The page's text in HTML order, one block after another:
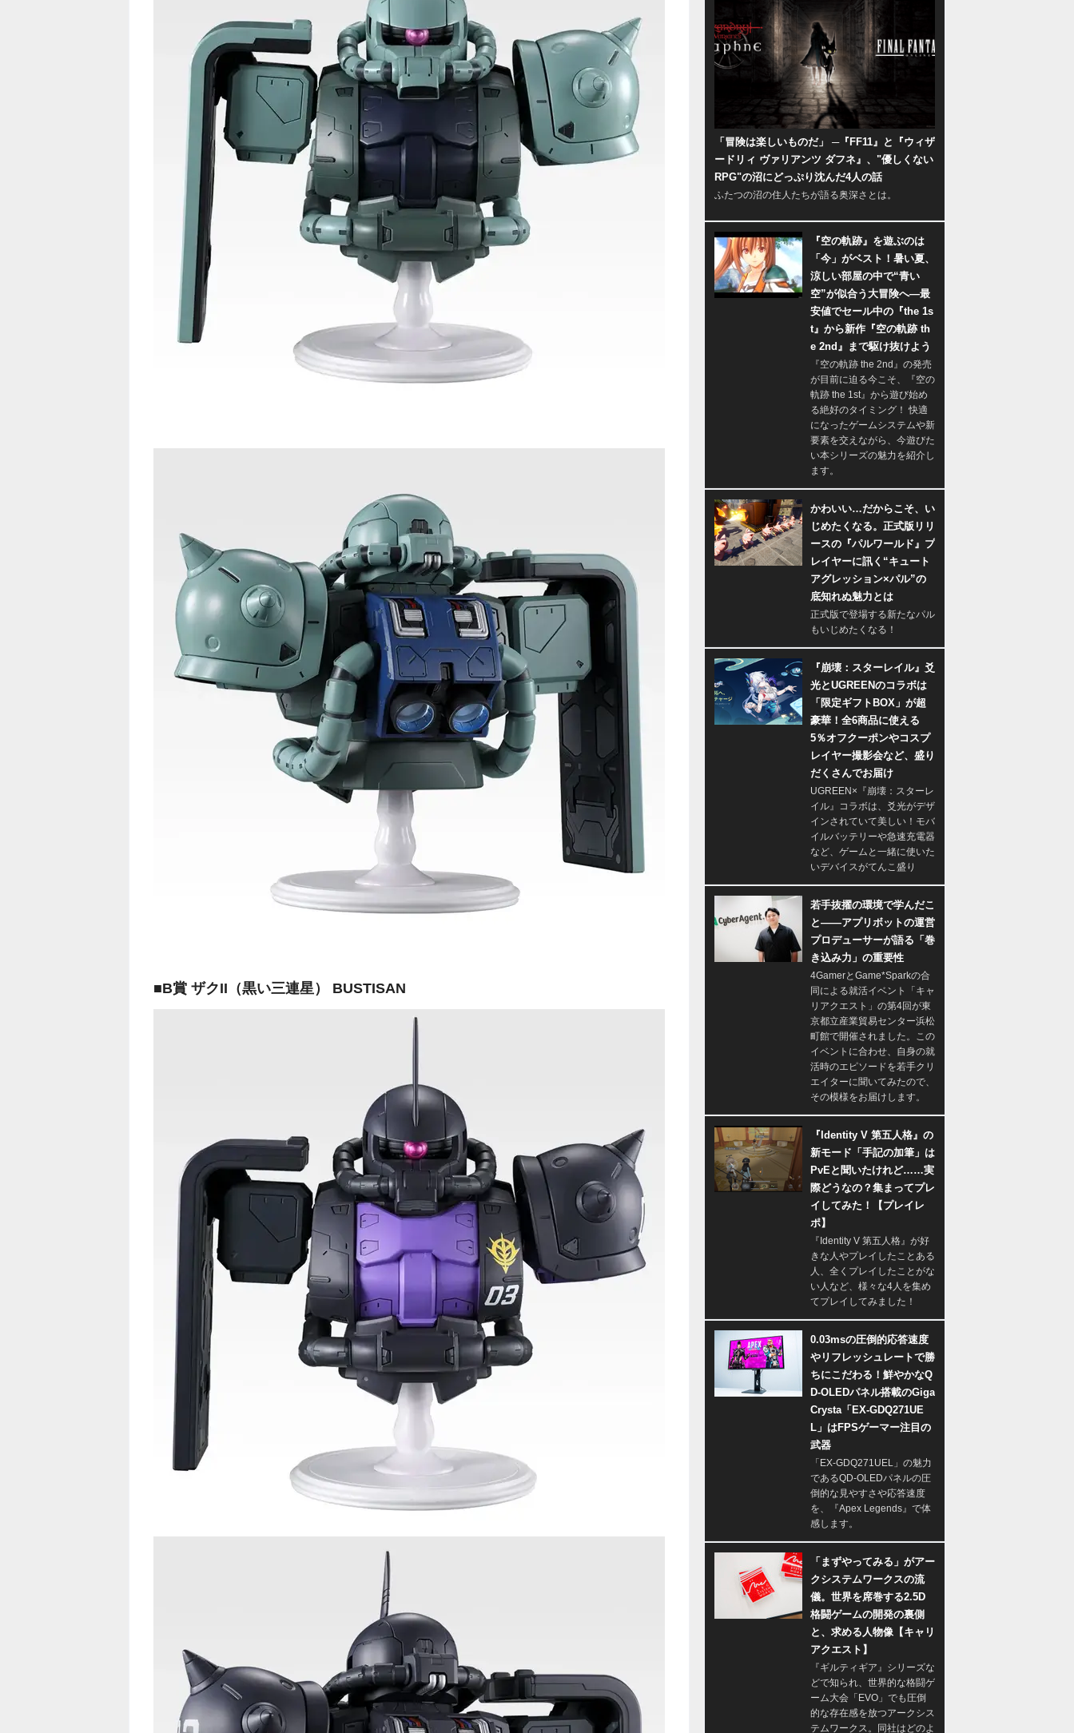
■B賞 ザクII（黒い三連星） BUSTISAN
「冒険は楽しいものだ」 ─『FF11』と『ウィザ
ードリィ ヴァリアンツ ダフネ』、"優しくない
RPG"の沼にどっぷり沈んだ4人の話
ふたつの沼の住人たちが語る奥深さとは。
『空の軌跡』を遊ぶのは
「今」がベスト！暑い夏、
涼しい部屋の中で“青い
空”が似合う大冒険へ―最
安値でセール中の『the 1s
t』から新作『空の軌跡 th
e 2nd』まで駆け抜けよう
『空の軌跡 the 2nd』の発売
が目前に迫る今こそ、『空の
軌跡 the 1st』から遊び始め
る絶好のタイミング！ 快適
になったゲームシステムや新
要素を交えながら、今遊びた
い本シリーズの魅力を紹介し
ます。
かわいい…だからこそ、い
じめたくなる。正式版リリ
ースの『パルワールド』プ
レイヤーに訊く“キュート
アグレッション×パル”の
底知れぬ魅力とは
正式版で登場する新たなパル
もいじめたくなる！
『崩壊：スターレイル』爻
光とUGREENのコラボは
「限定ギフトBOX」が超
豪華！全6商品に使える
5％オフクーポンやコスプ
レイヤー撮影会など、盛り
だくさんでお届け
UGREEN×『崩壊：スターレ
イル』コラボは、爻光がデザ
インされていて美しい！モバ
イルバッテリーや急速充電器
など、ゲームと一緒に使いた
いデバイスがてんこ盛り
若手抜擢の環境で学んだこ
と――アプリボットの運営
プロデューサーが語る「巻
き込み力」の重要性
4GamerとGame*Sparkの合
同による就活イベント「キャ
リアクエスト」の第4回が東
京都立産業貿易センター浜松
町館で開催されました。この
イベントに合わせ、自身の就
活時のエピソードを若手クリ
エイターに聞いてみたので、
その模様をお届けします。
『Identity V 第五人格』の
新モード「手記の加筆」は
PvEと聞いたけれど……実
際どうなの？集まってプレ
イしてみた！【プレイレ
ポ】
『Identity V 第五人格』が好
きな人やプレイしたことある
人、全くプレイしたことがな
い人など、様々な4人を集め
てプレイしてみました！
0.03msの圧倒的応答速度
やリフレッシュレートで勝
ちにこだわる！鮮やかなQ
D-OLEDパネル搭載のGiga
Crysta「EX-GDQ271UE
L」はFPSゲーマー注目の
武器
「EX-GDQ271UEL」の魅力
であるQD-OLEDパネルの圧
倒的な見やすさや応答速度
を、『Apex Legends』で体
感します。
「まずやってみる」がアー
クシステムワークスの流
儀。世界を席巻する2.5D
格闘ゲームの開発の裏側
と、求める人物像【キャリ
アクエスト】
『ギルティギア』シリーズな
どで知られ、世界的な格闘ゲ
ーム大会「EVO」でも圧倒
的な存在感を放つアークシス
テムワークス。同社はどのよ